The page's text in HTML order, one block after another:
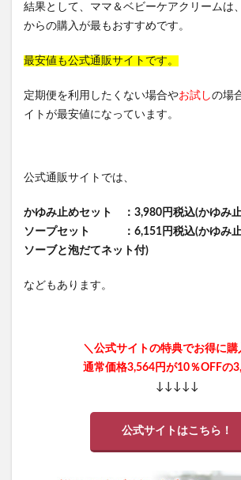
結果として、ママ＆ベビーケアクリームは
からの購入が最もおすすめです。
最安値も公式通販サイトです。
定期便を利用したくない場合やお試しの場
イトが最安値になっています。
公式通販サイトでは、
かゆみ止めセット ：3,980円税込(かゆみ
ソープセット ：6,151円税込(かゆみ止
ソーブと泡だてネット付)
などもあります。
＼公式サイトの特典でお得に購
通常価格3,564円が10％OFFの
↓↓↓↓↓
公式サイトはこちら！